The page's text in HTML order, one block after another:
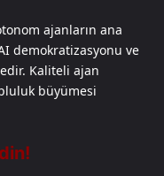
ajanların ana
demokratizasyonu ve
Kaliteli ajan
büyümesi